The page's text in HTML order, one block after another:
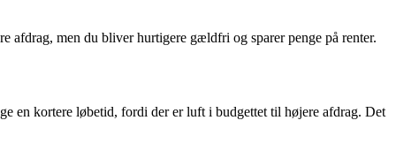
afdrag, men du bliver hurtigere gældfri og sparer penge på renter.
en kortere løbetid, fordi der er luft i budgettet til højere afdrag. Det